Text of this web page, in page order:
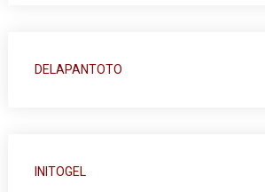
DELAPANTOTO
INITOGEL